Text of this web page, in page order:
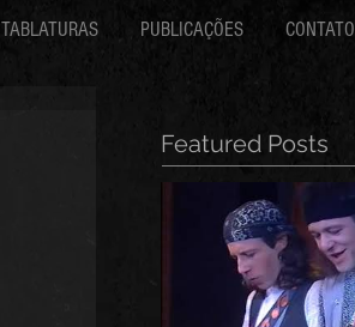
TABLATURAS PUBLICAÇÕES CONTATO
Featured Posts